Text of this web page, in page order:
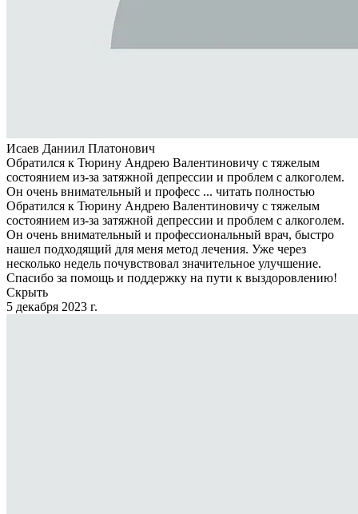
Исаев Даниил Платонович
Обратился к Тюрину Андрею Валентиновичу с тяжелым
состоянием из-за затяжной депрессии и проблем с алкоголем.
Он очень внимательный и професс ... читать полностью
Обратился к Тюрину Андрею Валентиновичу с тяжелым
состоянием из-за затяжной депрессии и проблем с алкоголем.
Он очень внимательный и профессиональный врач, быстро
нашел подходящий для меня метод лечения. Уже через
несколько недель почувствовал значительное улучшение.
Спасибо за помощь и поддержку на пути к выздоровлению!
Скрыть
5 декабря 2023 г.